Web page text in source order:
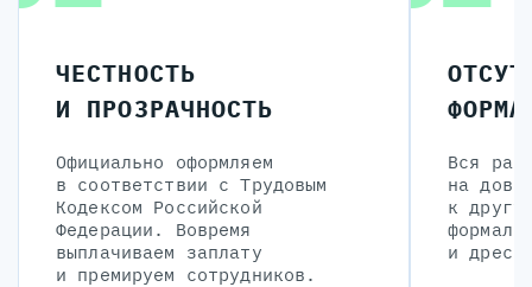
ЧЕСТНОСТЬ
И ПРОЗРАЧНОСТЬ
Официально оформляем
в соответствии с Трудовым
Кодексом Российской
Федерации. Вовремя
выплачиваем заплату
и премируем сотрудников.
Вся
на
к
и